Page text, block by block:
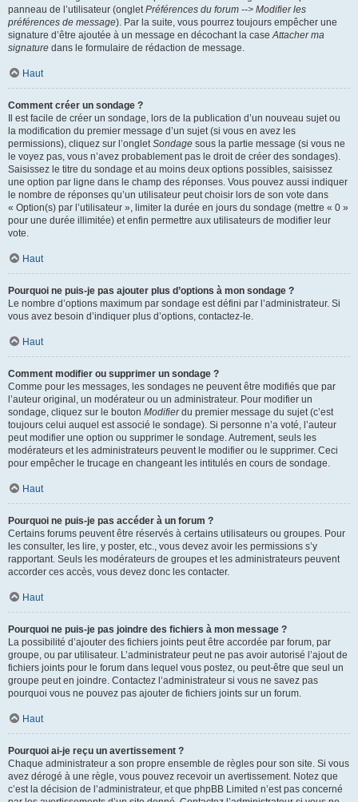
panneau de l’utilisateur (ongletPréférences du forum --> Modifier les
préférences de message). Par la suite, vous pourrez toujours empêcher une
signature d’être ajoutée à un message en décochant la caseAttacher ma
signature dans le formulaire de rédaction de message.
Haut
Comment créer un sondage ?
Il est facile de créer un sondage, lors de la publication d’un nouveau sujet ou
la modification du premier message d’un sujet (si vous en avez les
permissions), cliquez sur l’ongletSondage sous la partie message (si vous ne
le voyez pas, vous n’avez probablement pas le droit de créer des sondages).
Saisissez le titre du sondage et au moins deux options possibles, saisissez
une option par ligne dans le champ des réponses. Vous pouvez aussi indiquer
le nombre de réponses qu’un utilisateur peut choisir lors de son vote dans
« Option(s) par l’utilisateur », limiter la durée en jours du sondage (mettre « 0 »
pour une durée illimitée) et enfin permettre aux utilisateurs de modifier leur
vote.
Haut
Pourquoi ne puis-je pas ajouter plus d’options à mon sondage ?
Le nombre d’options maximum par sondage est défini par l’administrateur. Si
vous avez besoin d’indiquer plus d’options, contactez-le.
Haut
Comment modifier ou supprimer un sondage ?
Comme pour les messages, les sondages ne peuvent être modifiés que par
l’auteur original, un modérateur ou un administrateur. Pour modifier un
sondage, cliquez sur le bouton Modifierdu premier message du sujet (c’est
toujours celui auquel est associé le sondage). Si personne n’a voté, l’auteur
peut modifier une option ou supprimer le sondage. Autrement, seuls les
modérateurs et les administrateurs peuvent le modifier ou le supprimer. Ceci
pour empêcher le trucage en changeant les intitulés en cours de sondage.
Haut
Pourquoi ne puis-je pas accéder à un forum ?
Certains forums peuvent être réservés à certains utilisateurs ou groupes. Pour
les consulter, les lire, y poster, etc., vous devez avoir les permissions s’y
rapportant. Seuls les modérateurs de groupes et les administrateurs peuvent
accorder ces accès, vous devez donc les contacter.
Haut
Pourquoi ne puis-je pas joindre des fichiers à mon message ?
La possibilité d’ajouter des fichiers joints peut être accordée par forum, par
groupe, ou par utilisateur. L’administrateur peut ne pas avoir autorisé l’ajout de
fichiers joints pour le forum dans lequel vous postez, ou peut-être que seul un
groupe peut en joindre. Contactez l’administrateur si vous ne savez pas
pourquoi vous ne pouvez pas ajouter de fichiers joints sur un forum.
Haut
Pourquoi ai-je reçu un avertissement ?
Chaque administrateur a son propre ensemble de règles pour son site. Si vous
avez dérogé à une règle, vous pouvez recevoir un avertissement. Notez que
c’est la décision de l’administrateur, et que phpBB Limited n’est pas concerné